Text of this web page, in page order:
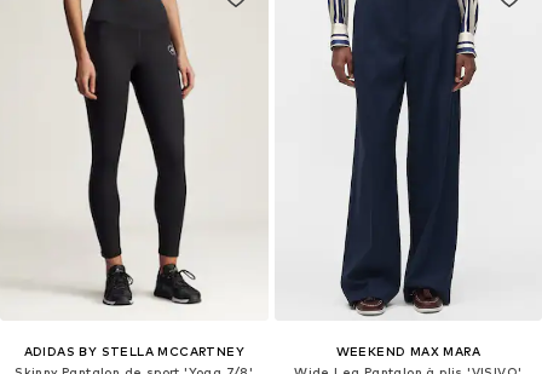
ADIDAS BY STELLA MCCARTNEY
WEEKEND MAX MARA